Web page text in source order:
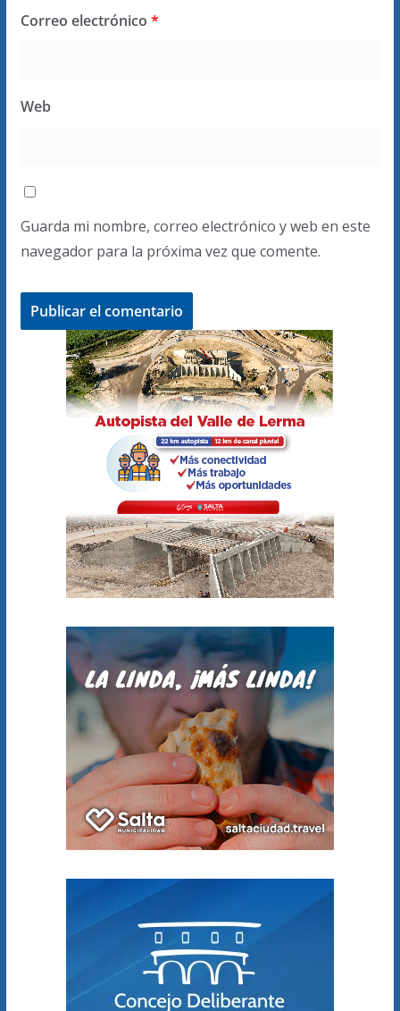
Correo electrónico *
Web
Guarda mi nombre, correo electrónico y web en este
navegador para la próxima vez que comente.